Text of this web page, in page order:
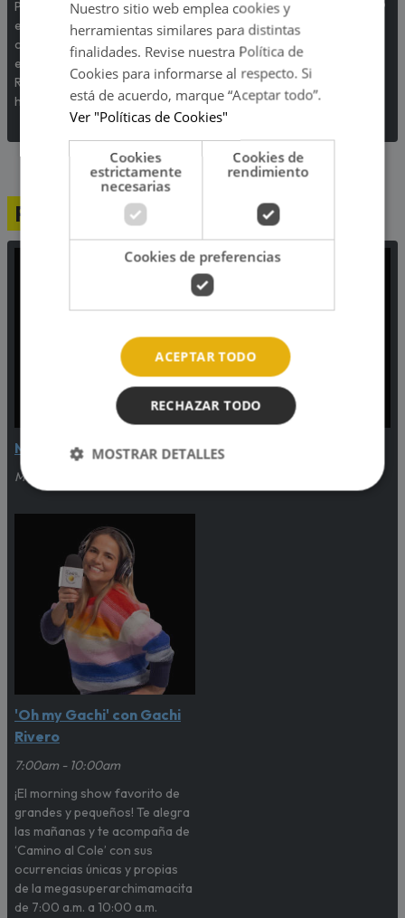
Por primera vez, el
exintegrante de Combate
contó cómo realmente afrontó
el fin de su relación con Korina
Rivadeneira, madre de sus dos
hijos.
todos los televidentes de 'Esto
es guerra' ocurrió en pleno
programa en vivo.
Programación
Música Continuada
Media noche - 6:00am
'Despierta Planetario'
'Oh my Gachi' con Gachi
Rivero
7:00am - 10:00am
¡El morning show favorito de
grandes y pequeños! Te alegra
las mañanas y te acompaña de
‘Camino al Cole’ con sus
ocurrencias únicas y propias
de la megasuperarchimamacita
de 7:00 a.m. a 10:00 a.m.
Nuestro sitio web emplea cookies y
herramientas similares para distintas
finalidades. Revise nuestra Política de
Cookies para informarse al respecto. Si
está de acuerdo, marque “Aceptar todo”.
Ver "Políticas de Cookies"
Cookies
estrictamente
necesarias
Cookies de
rendimiento
Cookies de preferencias
ACEPTAR TODO
RECHAZAR TODO
MOSTRAR DETALLES